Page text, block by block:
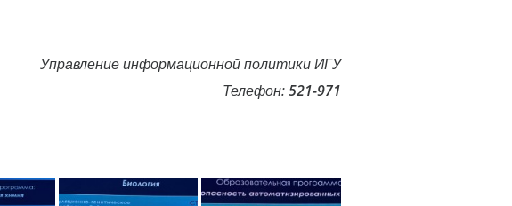
Управление информационной политики ИГУ
Телефон:521-971